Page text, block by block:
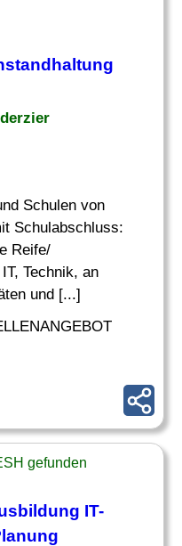
Schulen von
Schulabschluss:
Reife/
Technik, an
und [...]
gefunden
IT-